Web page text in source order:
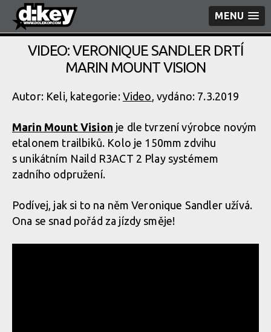
MENU
VIDEO: VERONIQUE SANDLER DRTÍ
MARIN MOUNT VISION
Autor: Keli, kategorie: Video, vydáno: 7.3.2019
Marin Mount Vision je dle tvrzení výrobce novým
etalonem trailbiků. Kolo je 150mm zdvihu
s unikátním Naild R3ACT 2 Play systémem
zadního odpružení.
Podívej, jak si to na něm Veronique Sandler užívá.
Ona se snad pořád za jízdy směje!